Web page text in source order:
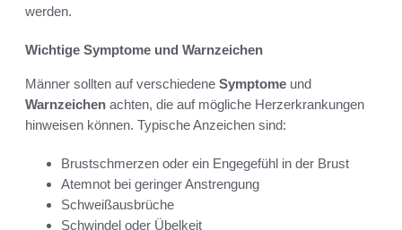
werden.
Wichtige Symptome und Warnzeichen
Männer sollten auf verschiedene Symptome und
Warnzeichen achten, die auf mögliche Herzerkrankungen
hinweisen können. Typische Anzeichen sind:
Brustschmerzen oder ein Engegefühl in der Brust
Atemnot bei geringer Anstrengung
Schweißausbrüche
Schwindel oder Übelkeit